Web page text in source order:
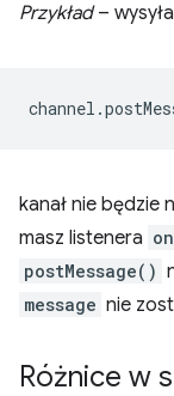
Przykład–
channel .
kanał nie będzie
masz listenera
postMessage()
message nie
Różnice w